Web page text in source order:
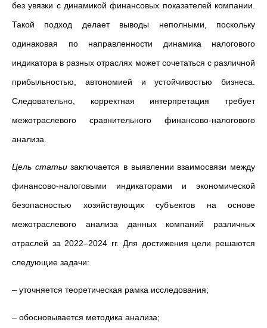
без увязки с динамикой финансовых показателей компании.
Такой подход делает выводы неполными, поскольку
одинаковая по направленности динамика налогового
индикатора в разных отраслях может сочетаться с различной
прибыльностью, автономией и устойчивостью бизнеса.
Следовательно, корректная интерпретация требует
межотраслевого сравнительного финансово-налогового
анализа.
Цель статьизаключается в выявлении взаимосвязи между
финансово-налоговыми индикаторами и экономической
безопасностью хозяйствующих субъектов на основе
межотраслевого анализа данных компаний различных
отраслей за 2022–2024 гг. Для достижения цели решаются
следующие задачи:
– уточняется теоретическая рамка исследования;
– обосновывается методика анализа;